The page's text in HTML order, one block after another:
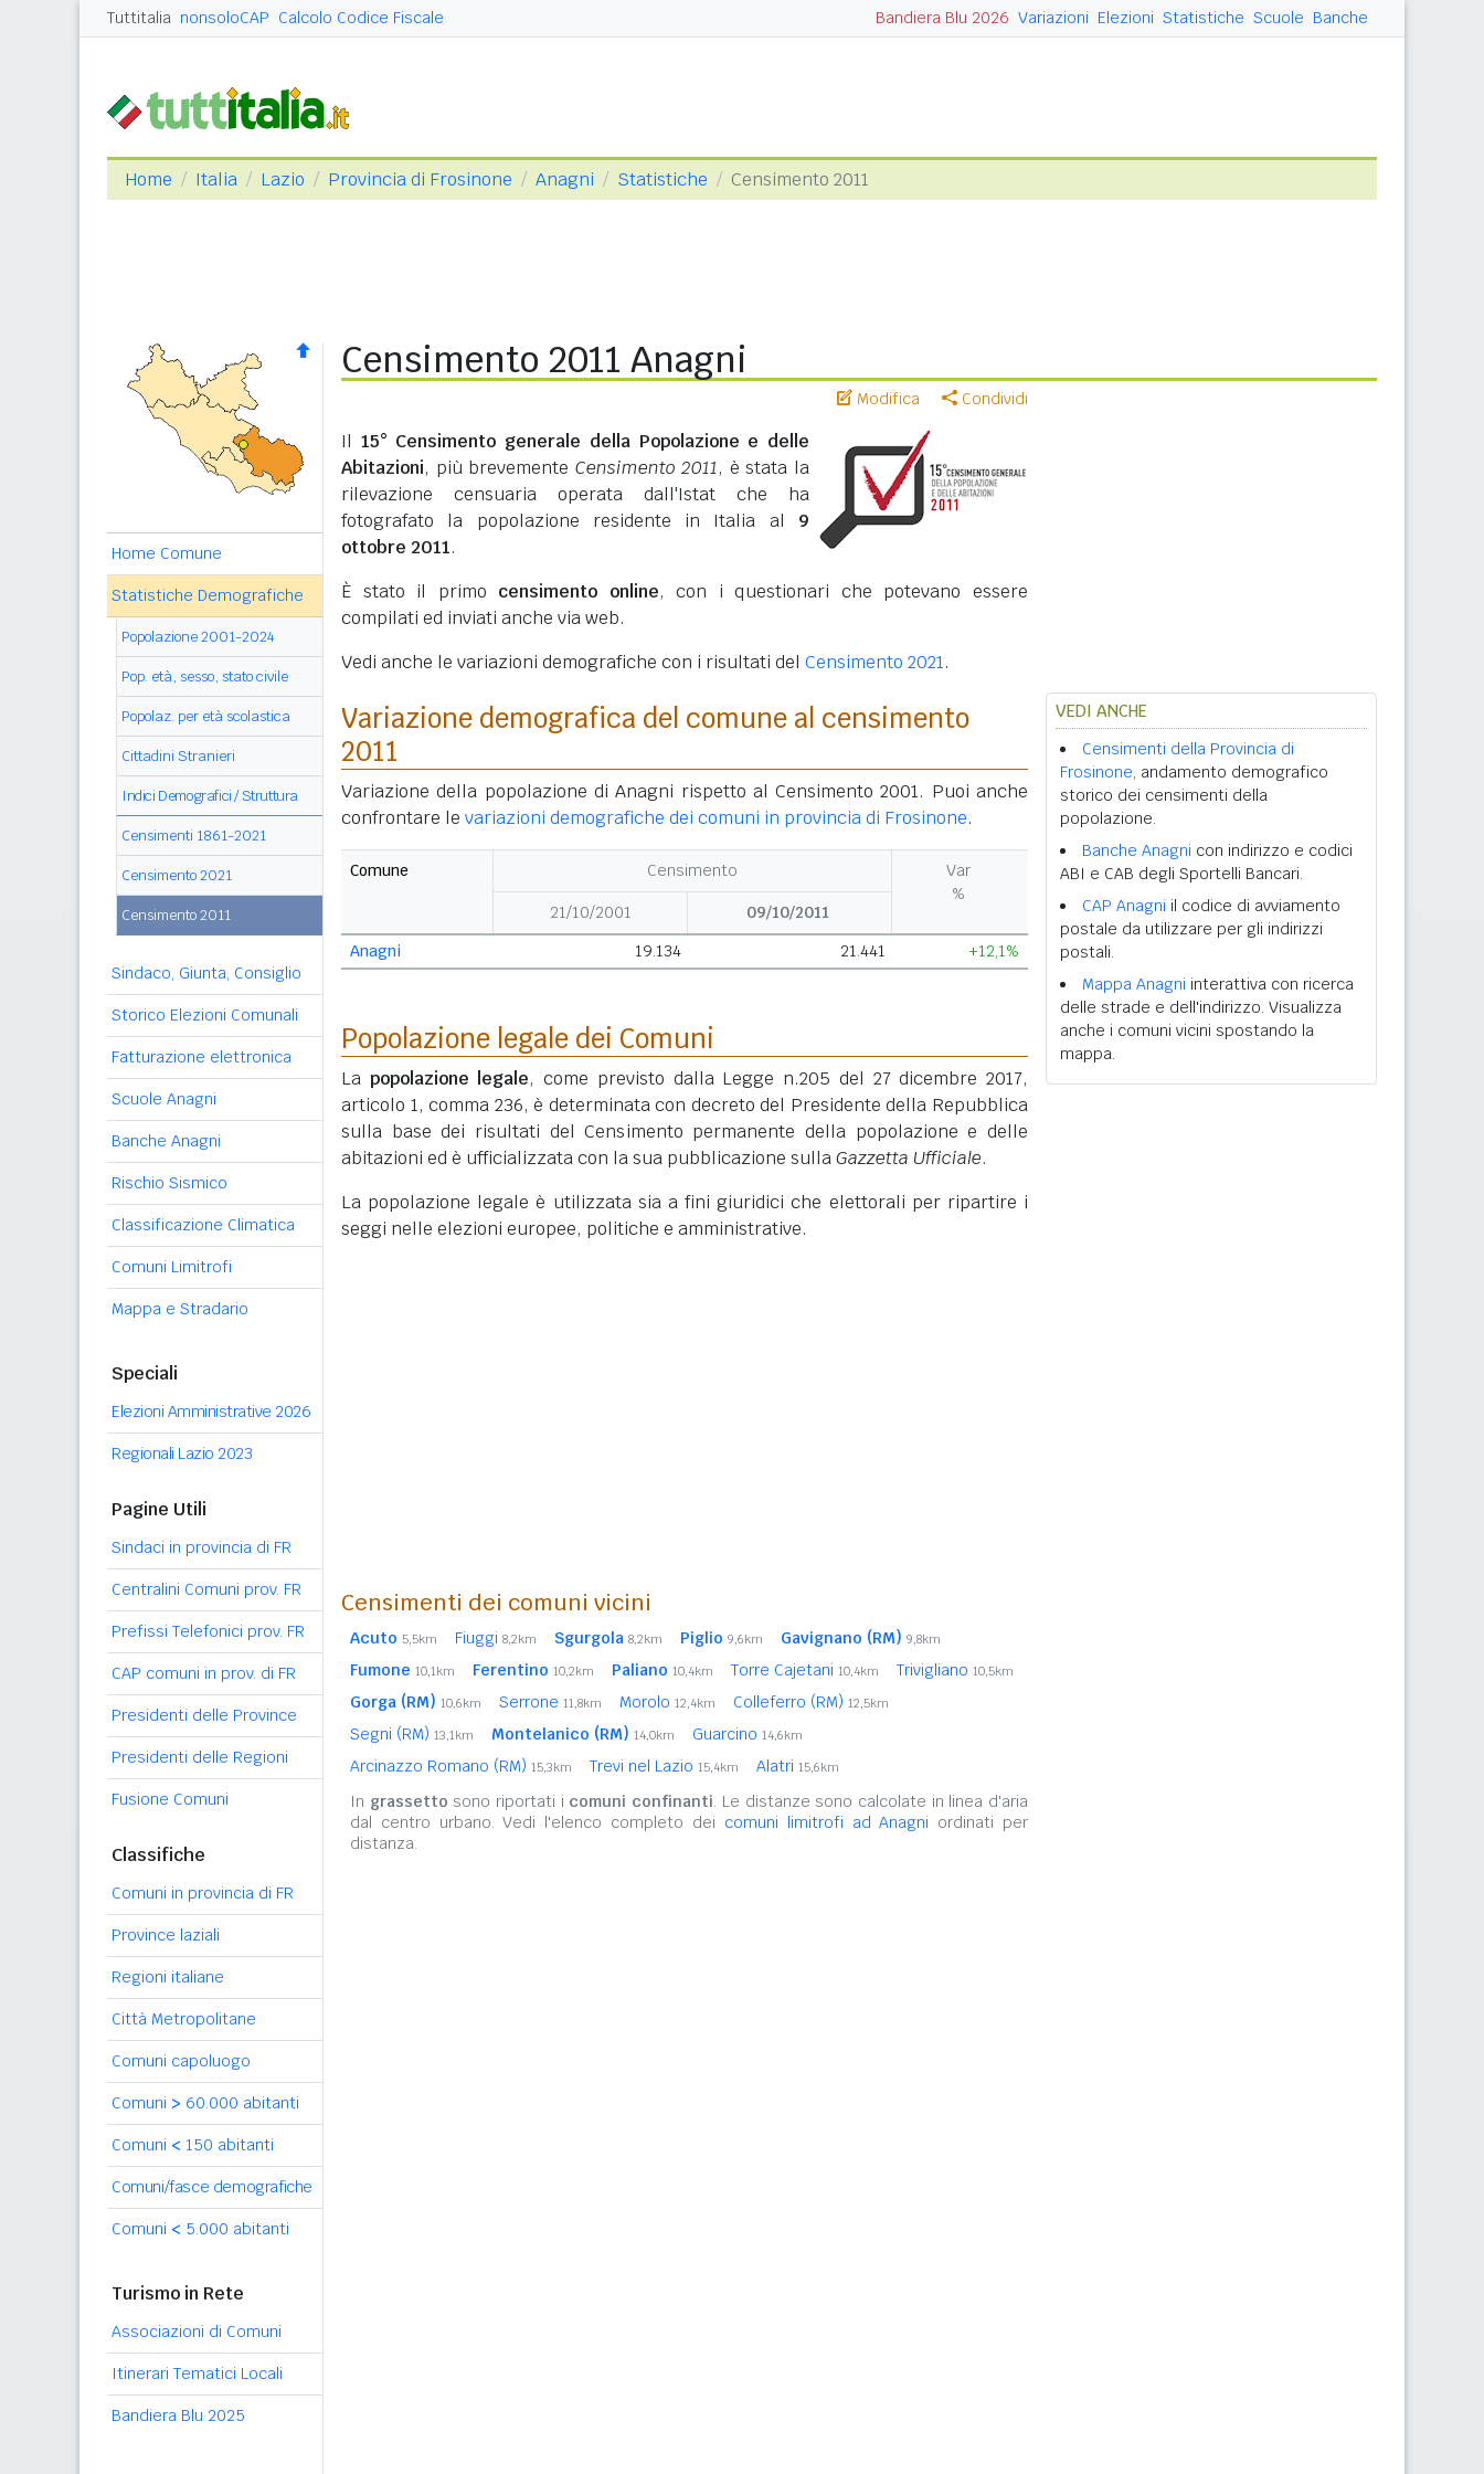
Tuttitalia nonsoloCAP Calcolo Codice Fiscale Bandiera Blu 2026 Variazioni Elezioni Statistiche Scuole Banche
Home Italia Lazio Provincia di Frosinone Anagni Statistiche Censimento 2011
Home Comune
Statistiche Demografiche
Popolazione 2001-2024
Pop. età, sesso, stato civile
Popolaz. per età scolastica
Cittadini Stranieri
Indici Demografici / Struttura
Censimenti 1861-2021
Censimento 2021
Censimento 2011
Sindaco, Giunta, Consiglio
Storico Elezioni Comunali
Fatturazione elettronica
Scuole Anagni
Banche Anagni
Rischio Sismico
Classificazione Climatica
Comuni Limitrofi
Mappa e Stradario
Speciali
Elezioni Amministrative 2026
Regionali Lazio 2023
Pagine Utili
Sindaci in provincia di FR
Centralini Comuni prov. FR
Prefissi Telefonici prov. FR
CAP comuni in prov. di FR
Presidenti delle Province
Presidenti delle Regioni
Fusione Comuni
Classifiche
Comuni in provincia di FR
Province laziali
Regioni italiane
Città Metropolitane
Comuni capoluogo
Comuni > 60.000 abitanti
Comuni < 150 abitanti
Comuni/fasce demografiche
Comuni < 5.000 abitanti
Turismo in Rete
Associazioni di Comuni
Itinerari Tematici Locali
Bandiera Blu 2025
Censimento 2011 Anagni
Modifica Condividi
Il 15° Censimento generale della Popolazione e delle
Abitazioni, più brevemente Censimento 2011, è stata la
rilevazione censuaria operata dall'Istat che ha
fotografato la popolazione residente in Italia al 9
ottobre 2011.
È stato il primo censimento online, con i questionari che potevano essere
compilati ed inviati anche via web.
Vedi anche le variazioni demografiche con i risultati del Censimento 2021.
Variazione demografica del comune al censimento
2011
Variazione della popolazione di Anagni rispetto al Censimento 2001. Puoi anche
confrontare le variazioni demografiche dei comuni in provincia di Frosinone.
Comune Censimento
Var
%
21/10/2001
09/10/2011
Anagni
19.134 21.441 +12,1%
Popolazione legale dei Comuni
La popolazione legale, come previsto dalla Legge n.205 del 27 dicembre 2017,
articolo 1, comma 236, è determinata con decreto del Presidente della Repubblica
sulla base dei risultati del Censimento permanente della popolazione e delle
abitazioni ed è ufficializzata con la sua pubblicazione sullaGazzetta Ufficiale.
La popolazione legale è utilizzata sia a fini giuridici che elettorali per ripartire i
seggi nelle elezioni europee, politiche e amministrative.
Censimenti dei comuni vicini
Acuto 5,5km Fiuggi 8,2km Sgurgola 8,2km Piglio 9,6km Gavignano (RM) 9,8km
Fumone 10,1km Ferentino 10,2km Paliano 10,4km Torre Cajetani 10,4km Trivigliano 10,5km
Gorga (RM) 10,6km Serrone 11,8km Morolo 12,4km Colleferro (RM) 12,5km
Segni (RM) 13,1km Montelanico (RM) 14,0km Guarcino 14,6km
Arcinazzo Romano (RM) 15,3km Trevi nel Lazio 15,4km Alatri 15,6km
In grassetto sono riportati i comuni confinanti. Le distanze sono calcolate in linea d'aria
dal centro urbano. Vedi l'elenco completo dei comuni limitrofi ad Anagni ordinati per
distanza.
VEDI ANCHE
Censimenti della Provincia di
Frosinone, andamento demografico
storico dei censimenti della
popolazione.
Banche Anagni con indirizzo e codici
ABI e CAB degli Sportelli Bancari.
CAP Anagni il codice di avviamento
postale da utilizzare per gli indirizzi
postali.
Mappa Anagni interattiva con ricerca
delle strade e dell'indirizzo. Visualizza
anche i comuni vicini spostando la
mappa.